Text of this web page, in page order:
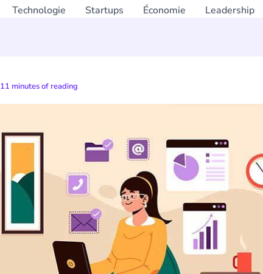
Technologie Startups Économie Leadership
11 minutes of reading